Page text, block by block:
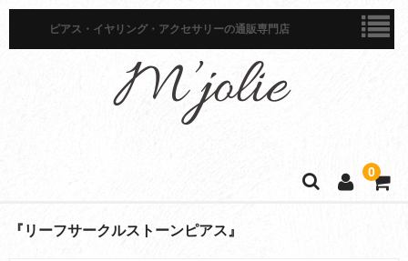
ピアス・イヤリング・アクセサリーの通販専門店
0
ホーム
『リーフサークルストーンピアス』